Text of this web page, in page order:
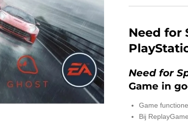
Need for
Need for
Game in
Game
Bij